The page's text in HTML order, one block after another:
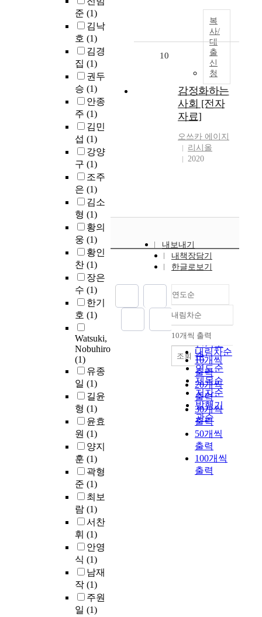
준 (1)
김낙
호 (1)
김경
집 (1)
권두
승 (1)
안종
주 (1)
김민
섭 (1)
강양
구 (1)
조주
은 (1)
김소
형 (1)
황의
웅 (1)
황인
찬 (1)
장은
수 (1)
한기
호 (1)
Watsuki,
Nobuhiro
(1)
유종
일 (1)
길윤
형 (1)
윤효
원 (1)
양지
훈 (1)
곽형
준 (1)
최보
람 (1)
서찬
휘 (1)
안영
식 (1)
남재
작 (1)
주원
일 (1)
복
사/
대
출
신
청
10
감정화하는
사회 [전자
자료]
오쓰카 에이지
리시올
2020
내보내기
내책장담기
한글로보기
연도순
정확도
순
인기도
순
연도순
제목순
저자순
발행기
관순
내림차순
오름차순
내림차순
10개씩 출력
10개씩
출력
20개씩
출력
30개씩
출력
50개씩
출력
100개씩
출력
조회